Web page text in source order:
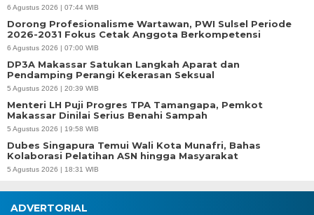
6 Agustus 2026 | 07:44 WIB
Dorong Profesionalisme Wartawan, PWI Sulsel Periode
2026-2031 Fokus Cetak Anggota Berkompetensi
6 Agustus 2026 | 07:00 WIB
DP3A Makassar Satukan Langkah Aparat dan
Pendamping Perangi Kekerasan Seksual
5 Agustus 2026 | 20:39 WIB
Menteri LH Puji Progres TPA Tamangapa, Pemkot
Makassar Dinilai Serius Benahi Sampah
5 Agustus 2026 | 19:58 WIB
Dubes Singapura Temui Wali Kota Munafri, Bahas
Kolaborasi Pelatihan ASN hingga Masyarakat
5 Agustus 2026 | 18:31 WIB
ADVERTORIAL